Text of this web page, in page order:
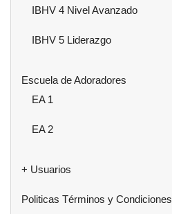
IBHV 4 Nivel Avanzado
IBHV 5 Liderazgo
Escuela de Adoradores
EA 1
EA 2
+ Usuarios
Politicas Términos y Condiciones